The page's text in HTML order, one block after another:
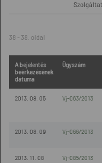
38 - 38. oldal
A bejelentés
beérkezésének
dátuma
Ügyszám
2013. 08. 05 Vj-063/2013
2013. 08. 09 Vj-066/2013
2013. 11. 08 Vj-085/2013